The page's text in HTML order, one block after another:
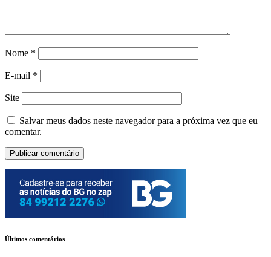
Nome *
E-mail *
Site
Salvar meus dados neste navegador para a próxima vez que eu
comentar.
Últimos comentários